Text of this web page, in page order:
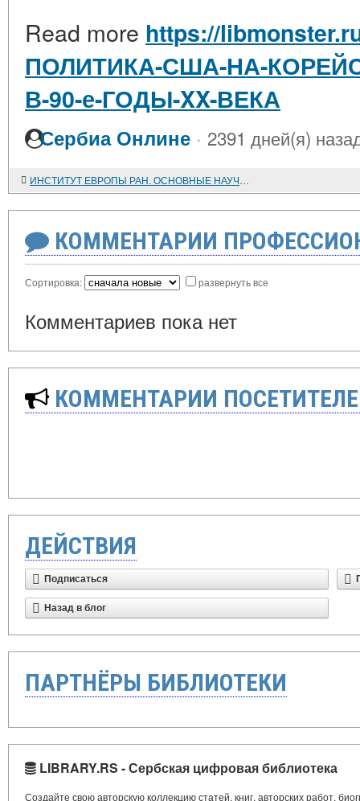
Read more https://
ПОЛИТИКА-США-НА-
В-90-е-ГОДЫ-XX-ВЕКА
Сербиа Онлине · 2391 дней(я)
ИНСТИТУТ ЕВРОПЫ РАН. ОСНОВНЫЕ НАУЧНЫЕ НАПРАВЛЕНИЯ
КОММЕНТАРИИ
Сортировка: развернуть все
Комментариев пока нет
КОММЕНТАРИИ
ДЕЙСТВИЯ
Подписаться
Назад в блог
ПАРТНЁРЫ БИБЛИОТЕКИ
LIBRARY.RS - Сербская цифровая библиотека
Создайте свою авторскую коллекцию статей, книг, авторских работ,